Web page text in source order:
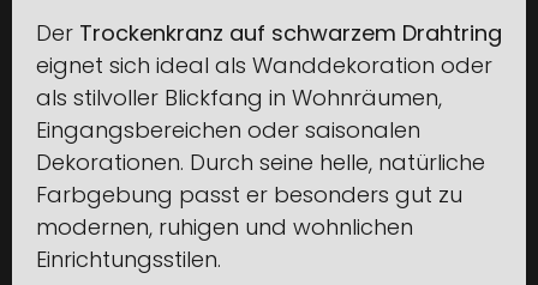
Der Trockenkranz auf schwarzem Drahtring
eignet sich ideal als Wanddekoration oder
als stilvoller Blickfang in Wohnräumen,
Eingangsbereichen oder saisonalen
Dekorationen. Durch seine helle, natürliche
Farbgebung passt er besonders gut zu
modernen, ruhigen und wohnlichen
Einrichtungsstilen.